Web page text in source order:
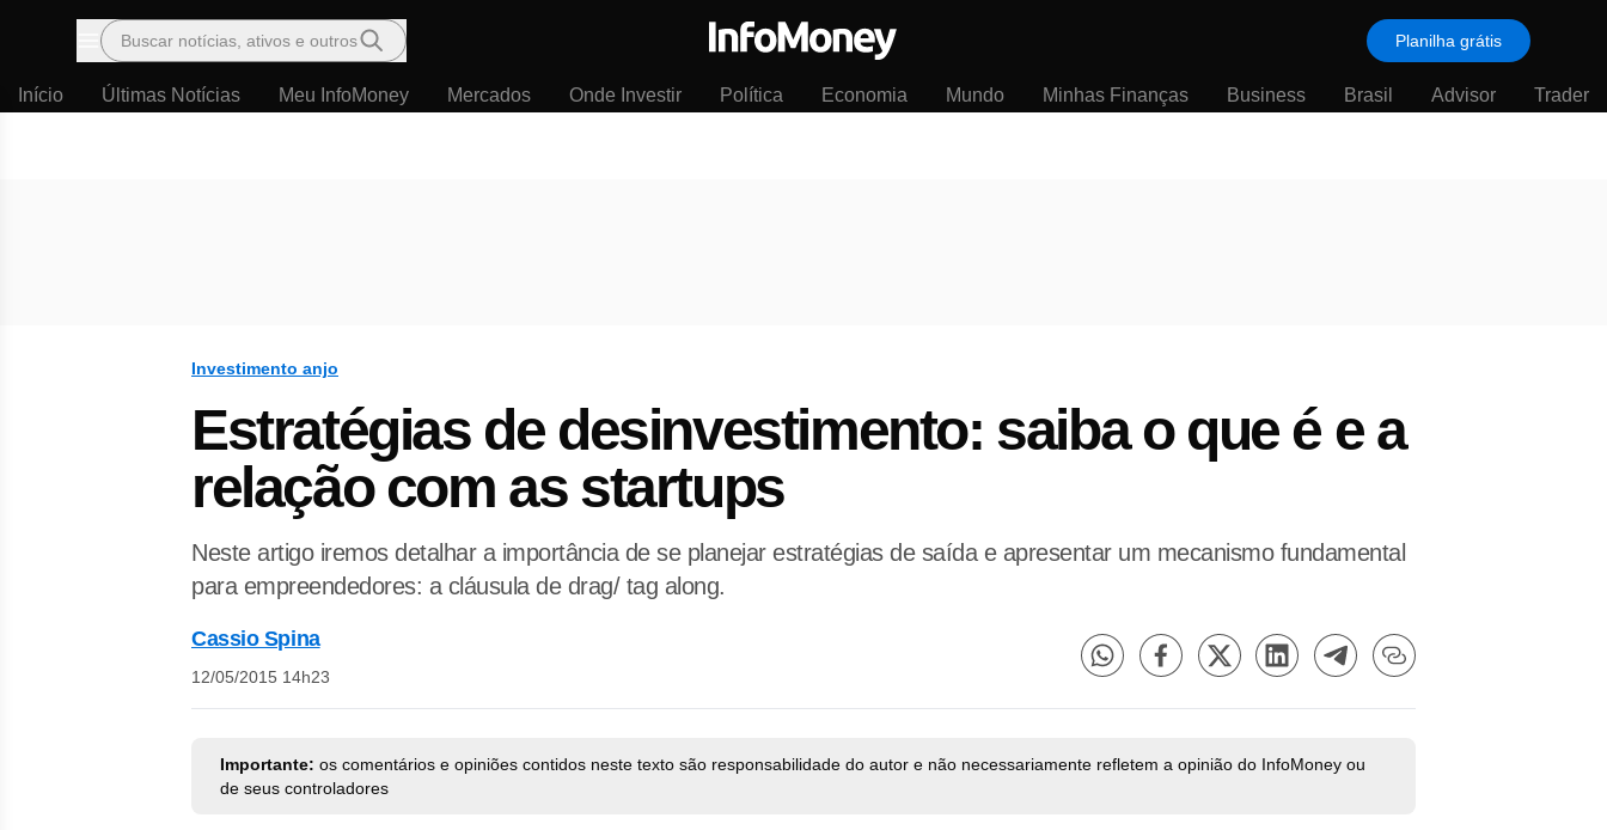
Menu
Buscar notícias, ativos e outros Planilha grátis
Início Últimas Notícias Meu InfoMoney Mercados Onde Investir Política Economia Mundo Minhas Finanças Business Brasil Advisor Trader
Investimento anjo
Estratégias de desinvestimento: saiba o que é e a
relação com as startups
Neste artigo iremos detalhar a importância de se planejar estratégias de saída e apresentar um mecanismo fundamental
para empreendedores: a cláusula de drag/ tag along.
Cassio Spina
12/05/2015 14h23
Importante: os comentários e opiniões contidos neste texto são responsabilidade do autor e não necessariamente refletem a opinião do InfoMoney ou
de seus controladores